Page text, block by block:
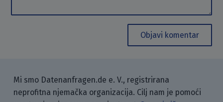
Objavi komentar
Mi smo Datenanfragen.de e. V., registrirana
neprofitna njemačka organizacija. Cilj nam je pomoći